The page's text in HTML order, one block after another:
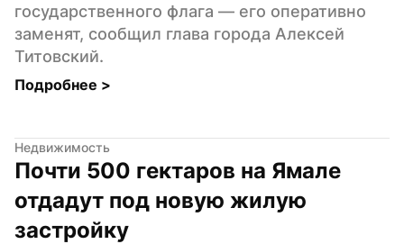
государственного флага — его оперативно
заменят, сообщил глава города Алексей
Титовский.
Подробнее >
Недвижимость
Почти 500 гектаров на Ямале
отдадут под новую жилую
застройку